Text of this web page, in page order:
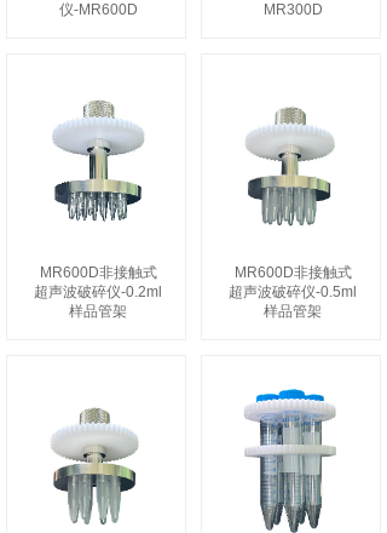
仪-MR600D
MR300D
MR600D非接触式
超声波破碎仪-0.2ml
样品管架
MR600D非接触式
超声波破碎仪-0.5ml
样品管架